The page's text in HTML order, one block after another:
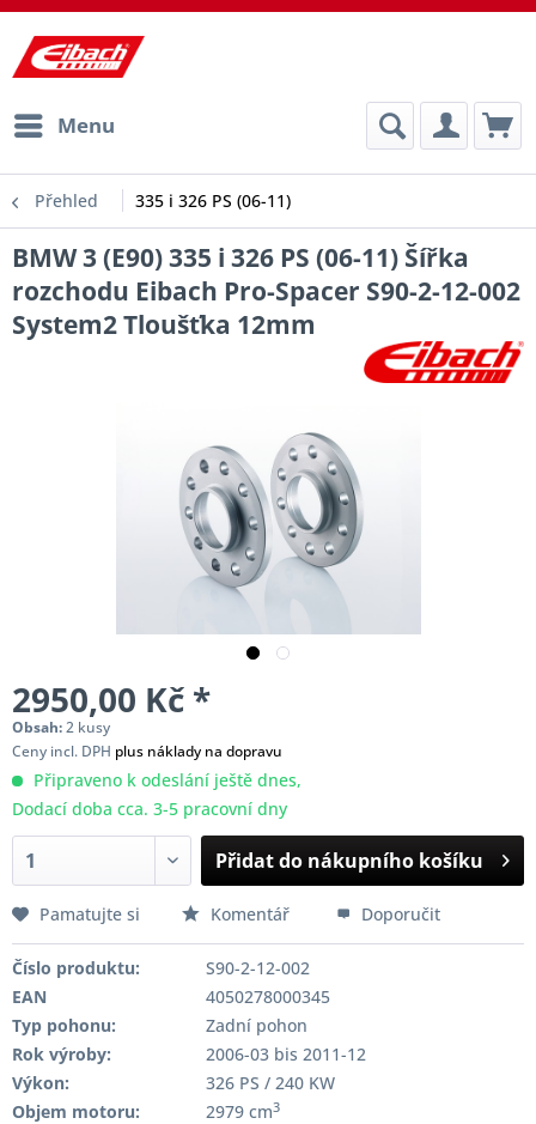
Menu
Přehled 335 i 326 PS (06-11)
BMW 3 (E90) 335 i 326 PS (06-11) Šířka
rozchodu Eibach Pro-Spacer S90-2-12-002
System2 Tloušťka 12mm
2950,00 Kč *
Obsah:2 kusy
Ceny incl. DPH plus náklady na dopravu
Připraveno k odeslání ještě dnes,
Dodací doba cca. 3-5 pracovní dny
Přidat do nákupního košíku
Pamatujte si Komentář Doporučit
Číslo produktu:
S90-2-12-002
EAN
4050278000345
Typ pohonu:
Zadní pohon
Rok výroby:
2006-03 bis 2011-12
Výkon:
326 PS / 240 KW
Objem motoru:
2979 cm3